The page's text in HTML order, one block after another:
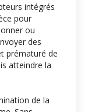
intégrés
pour
ou
des
prématuré de
atteindre la
de la